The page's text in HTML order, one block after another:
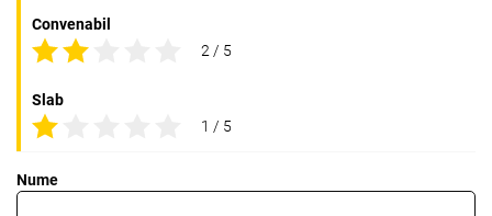
Convenabil
2 / 5
Slab
1 / 5
Nume